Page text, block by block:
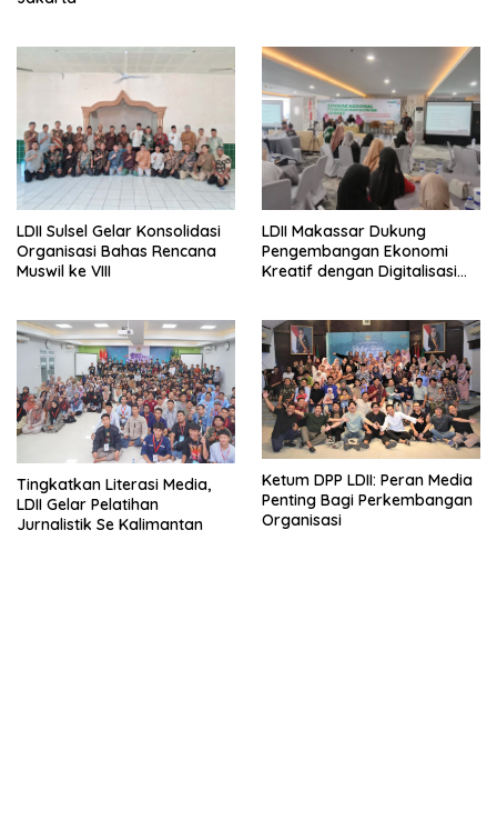
LDII Sulsel Gelar Konsolidasi
Organisasi Bahas Rencana
Muswil ke VIII
LDII Makassar Dukung
Pengembangan Ekonomi
Kreatif dengan Digitalisasi
Tingkatkan Literasi Media,
LDII Gelar Pelatihan
Jurnalistik Se Kalimantan
Ketum DPP LDII: Peran Media
Penting Bagi Perkembangan
Organisasi